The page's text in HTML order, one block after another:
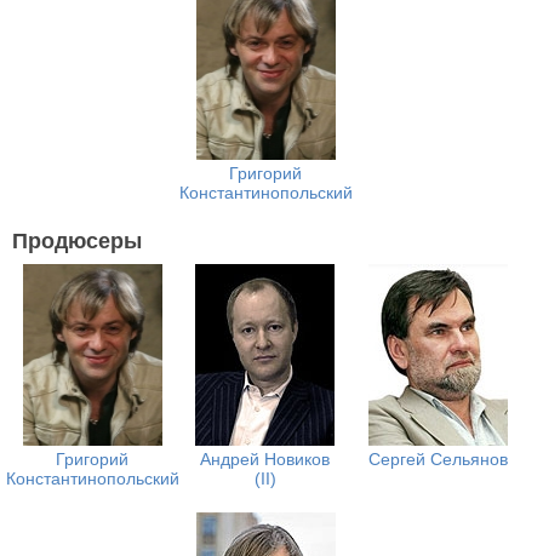
Григорий
Константинопольский
Продюсеры
Григорий
Константинопольский
Андрей Новиков
(II)
Сергей Сельянов